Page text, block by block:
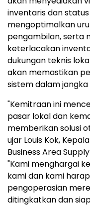
inventaris dan
mengoptimalkan
pengambilan, serta
keterlacakan
dukungan teknis
akan memastikan
sistem dalam jangka
"Kemitraan ini
pasar lokal dan
memberikan solusi
ujar Louis Kok,
Business Area
"Kami menghargai
kami dan kami
pengoperasian
ditingkatkan dan